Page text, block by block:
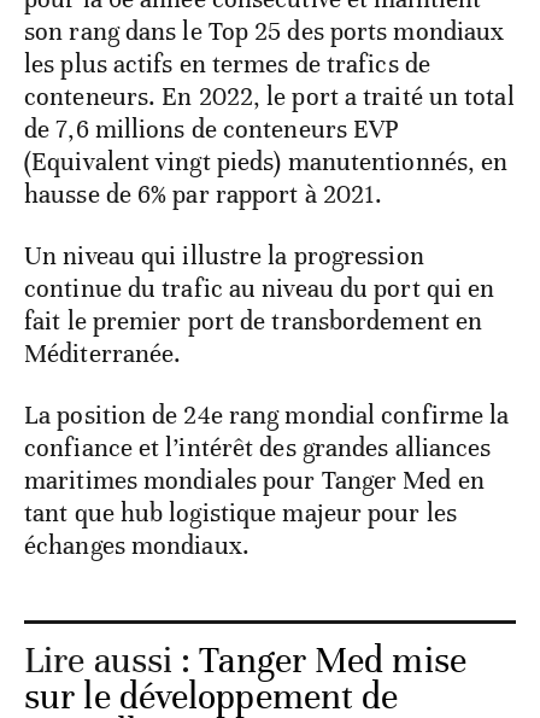
son rang dans le Top 25 des ports mondiaux
les plus actifs en termes de trafics de
conteneurs. En 2022, le port a traité un total
de 7,6 millions de conteneurs EVP
(Equivalent vingt pieds) manutentionnés, en
hausse de 6% par rapport à 2021.
Un niveau qui illustre la progression
continue du trafic au niveau du port qui en
fait le premier port de transbordement en
Méditerranée.
La position de 24e rang mondial confirme la
confiance et l’intérêt des grandes alliances
maritimes mondiales pour Tanger Med en
tant que hub logistique majeur pour les
échanges mondiaux.
Lire aussi :Tanger Med mise
sur le développement de